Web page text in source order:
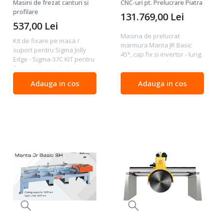
Masini de frezat canturi si
profilare
Kit de fixare pe masa /
suport pentru Sigma Jolly
Edge - Sigma-37C KIT pentru
fixare pe banc de lucru sau
Art. Sigma-37C Acest KIT vă
permite să țineți mașina de
537,00 Lei
Adauga in cos
invertor - lung. max.
350cm, 5.5 kW, 400V -
Mondial-150813
CNC-uri pt. Prelucrare Piatra
Masina de prelucrat
marmura Manta JR Basic
45°, cap fix si invertor - lung.
max. 350cm, 5.5 kW, 400V -
Mondial-150813 Motor: 5.5
kW, 400V Turatii: 2800 RPM*
Lungime max. de taiere:
131.769,00 Lei
Adauga in cos